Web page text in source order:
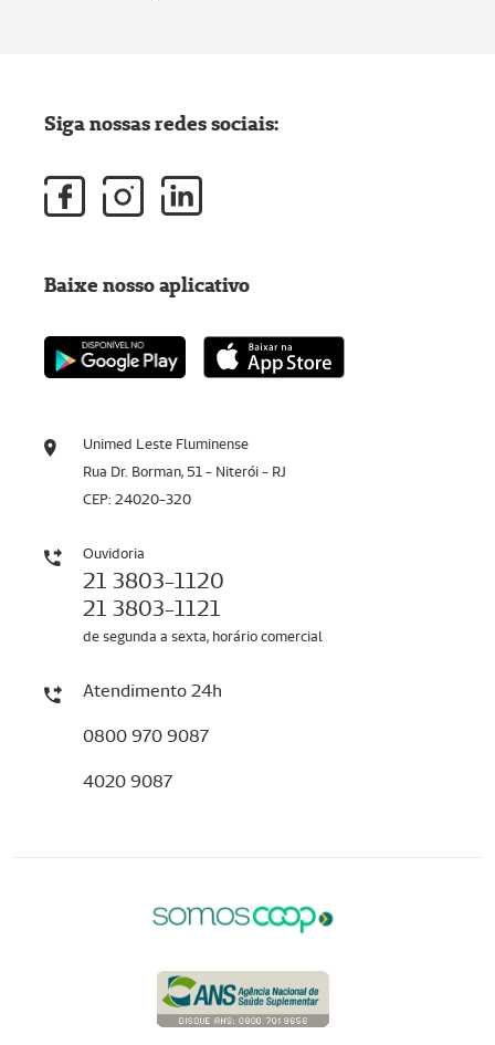
Unimed Leste Fluminense
Rua Dr. Borman, 51 - Niterói - RJ
CEP: 24020-320
Ouvidoria
21 3803-1120
21 3803-1121
de segunda a sexta, horário comercial
Atendimento 24h
0800 970 9087
4020 9087
Siga nossas redes sociais:
Baixe nosso aplicativo